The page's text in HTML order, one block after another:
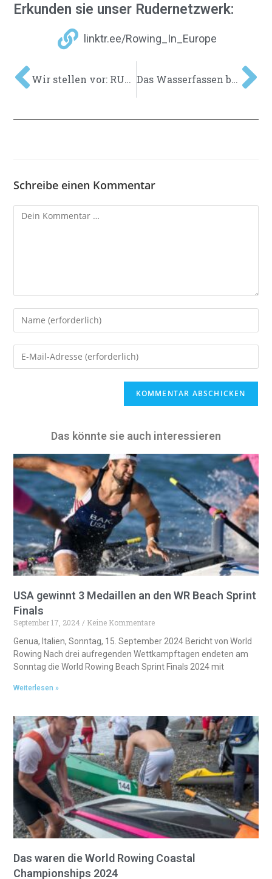
Erkunden sie unser Rudernetzwerk:
linktr.ee/Rowing_In_Europe
Wir stellen vor: RUBENETTI Javea Das Wasserfassen beim Coastal Rowing – der Coastal Catch
Schreibe einen Kommentar
n
a
i
e
:
Das könnte sie auch interessieren
USA gewinnt 3 Medaillen an den WR Beach Sprint
Finals
September 17, 2024
Keine Kommentare
Genua, Italien, Sonntag, 15. September 2024 Bericht von World
Rowing Nach drei aufregenden Wettkampftagen endeten am
Sonntag die World Rowing Beach Sprint Finals 2024 mit
Weiterlesen »
Das waren die World Rowing Coastal
Championships 2024